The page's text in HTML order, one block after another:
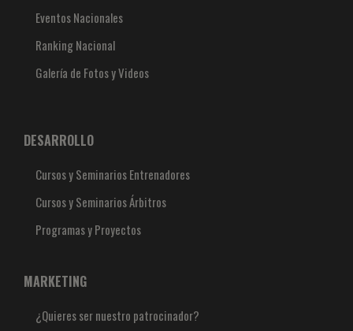
Eventos Nacionales
Ranking Nacional
Galería de Fotos y Videos
DESARROLLO
Cursos y Seminarios Entrenadores
Cursos y Seminarios Árbitros
Programas y Proyectos
MARKETING
¿Quieres ser nuestro patrocinador?